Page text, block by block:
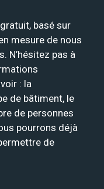
basé sur
mesure de nous
N’hésitez pas à
: la
de bâtiment, le
de personnes
pourrons déjà
de